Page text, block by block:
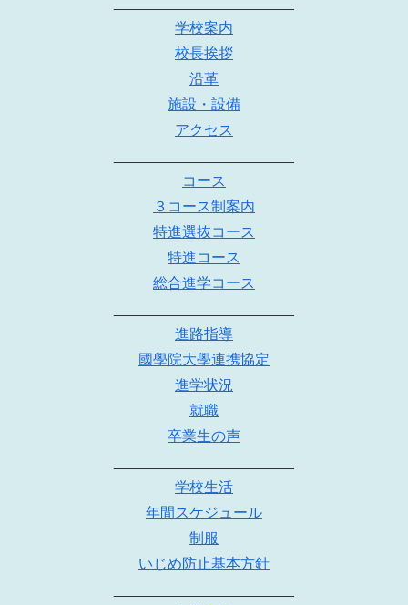
学校案内
校長挨拶
沿革
施設・設備
アクセス
コース
３コース制案内
特進選抜コース
特進コース
総合進学コース
進路指導
國學院大學連携協定
進学状況
就職
卒業生の声
学校生活
年間スケジュール
制服
いじめ防止基本方針